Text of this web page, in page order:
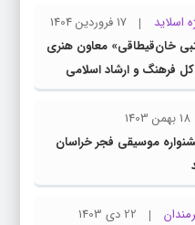
اسلاید
17 فروردین 1404
خان‌قیطاقی» معاون هنری
کل فرهنگ و ارشاد اسلامی
رضوی شد
18 بهمن 1403
موسیقی فجر خراسان
22 دی 1403